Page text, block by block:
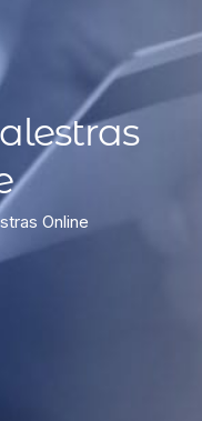
Online